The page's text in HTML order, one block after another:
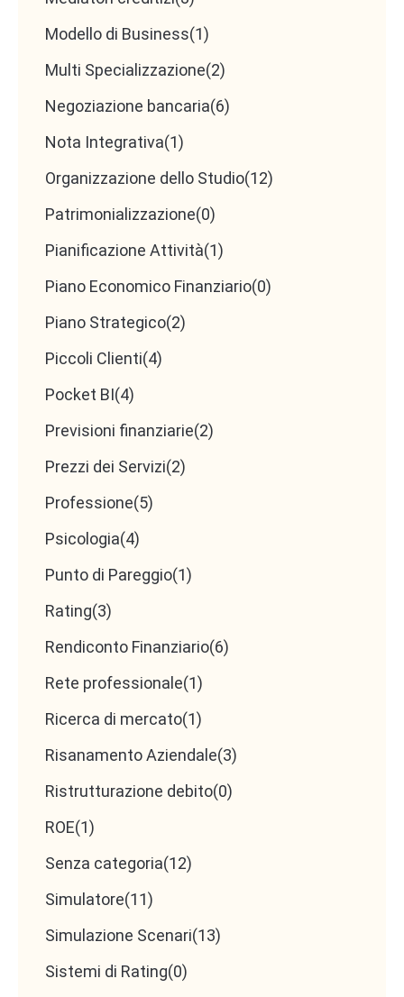
Modello di Business(1)
Multi Specializzazione(2)
Negoziazione bancaria(6)
Nota Integrativa(1)
Organizzazione dello Studio(12)
Patrimonializzazione(0)
Pianificazione Attività(1)
Piano Economico Finanziario(0)
Piano Strategico(2)
Piccoli Clienti(4)
Pocket BI(4)
Previsioni finanziarie(2)
Prezzi dei Servizi(2)
Professione(5)
Psicologia(4)
Punto di Pareggio(1)
Rating(3)
Rendiconto Finanziario(6)
Rete professionale(1)
Ricerca di mercato(1)
Risanamento Aziendale(3)
Ristrutturazione debito(0)
ROE(1)
Senza categoria(12)
Simulatore(11)
Simulazione Scenari(13)
Sistemi di Rating(0)